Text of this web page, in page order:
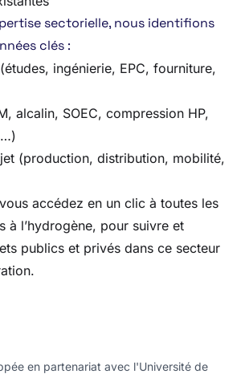
sectorielle, nous identifions
clés :
ingénierie, EPC, fourniture,
alcalin, SOEC, compression HP,
(production, distribution, mobilité,
accédez en un clic à toutes les
à l’hydrogène, pour suivre et
publics et privés dans ce secteur
en partenariat avec l'Université de